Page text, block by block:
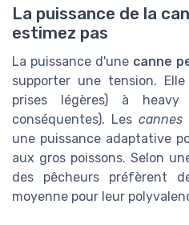
La puissance de la
estimez pas
La puissance d'une canne
supporter une tension.
prises légères) à
conséquentes). Les cannes
une puissance adaptative
aux gros poissons. Selon
des pêcheurs préfèrent
moyenne pour leur